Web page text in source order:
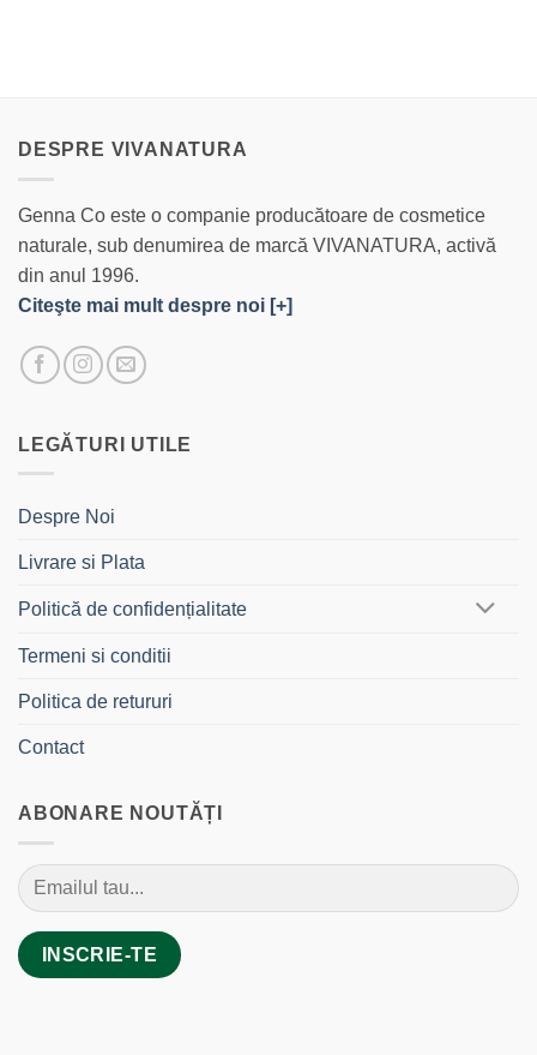
DESPRE VIVANATURA
Genna Co este o companie producătoare de cosmetice
naturale, sub denumirea de marcă VIVANATURA, activă
din anul 1996.
Citeşte mai mult despre noi [+]
LEGĂTURI UTILE
Despre Noi
Livrare si Plata
Politică de confidențialitate
Termeni si conditii
Politica de retururi
Contact
ABONARE NOUTĂȚI